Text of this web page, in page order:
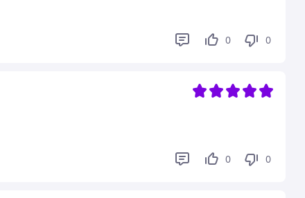
0 0
0 0